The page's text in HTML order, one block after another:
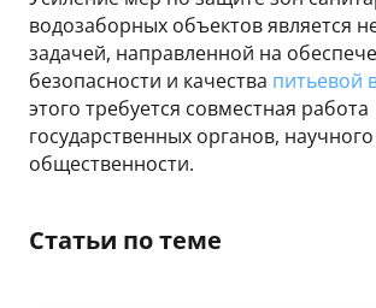
водозаборных объектов является
задачей, направленной на
безопасности и качества питьевой
этого требуется совместная работа
государственных органов,
общественности.
Статьи по теме